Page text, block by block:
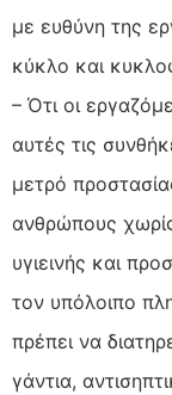
με ευθύνη της
κύκλο και
– Ότι οι
αυτές τις
μετρό
ανθρώπους
υγιεινής και
τον υπόλοιπο
πρέπει να
γάντια,